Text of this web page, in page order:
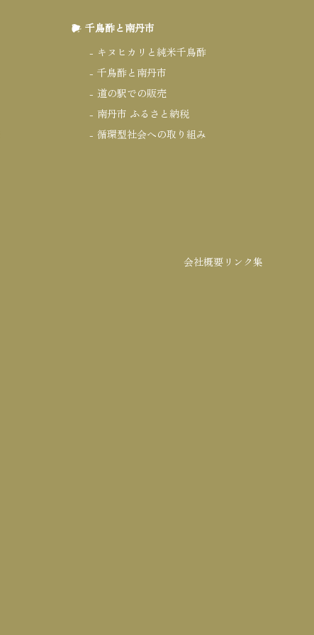
千鳥酢と南丹市
キヌヒカリと純米千鳥酢
千鳥酢と南丹市
道の駅での販売
南丹市 ふるさと納税
循環型社会への取り組み
会社概要 リンク集